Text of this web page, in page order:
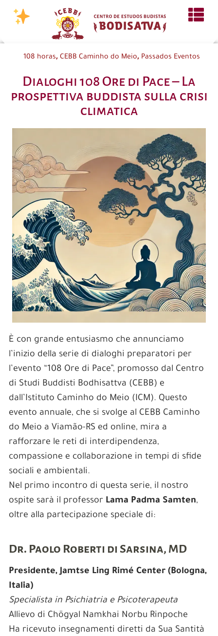
108 horas, CEBB Caminho do Meio, Passados Eventos
Dialoghi 108 Ore di Pace – La
prospettiva buddista sulla crisi
climatica
È con grande entusiasmo che annunciamo
l’inizio della serie di dialoghi preparatori per
l’evento “108 Ore di Pace”, promosso dal Centro
di Studi Buddisti Bodhisattva (CEBB) e
dall’Istituto Caminho do Meio (ICM). Questo
evento annuale, che si svolge al CEBB Caminho
do Meio a Viamão-RS ed online, mira a
rafforzare le reti di interdipendenza,
compassione e collaborazione in tempi di sfide
sociali e ambientali.
Nel primo incontro di questa serie, il nostro
ospite sarà il professorLama Padma Samten,
oltre alla partecipazione speciale di:
Dr. Paolo Roberti di Sarsina, MD
Presidente, Jamtse Ling Rimé Center (Bologna,
Italia)
Specialista in Psichiatria e Psicoterapeuta
Allievo di Chögyal Namkhai Norbu Rinpoche
Ha ricevuto insegnamenti diretti da Sua Santità